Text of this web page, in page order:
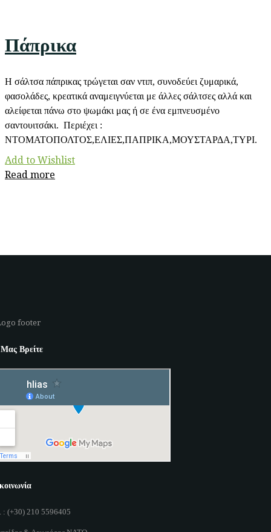
Πάπρικα
Η σάλτσα πάπρικας τρώγεται σαν ντιπ, συνοδεύει ζυμαρικά,
φασολάδες, κρεατικά αναμειγνύεται με άλλες σάλτσες αλλά και
αλείφεται πάνω στο ψωμάκι μας ή σε ένα εμπνευσμένο
σαντουιτσάκι. Περιέχει :
ΝΤΟΜΑΤΟΠΟΛΤΟΣ,ΕΛΙΕΣ,ΠΑΠΡΙΚΑ,ΜΟΥΣΤΑΡΔΑ,ΤΥΡΙ.
Add to Wishlist
Read more
Βρείτε
: (+30) 210 5596405